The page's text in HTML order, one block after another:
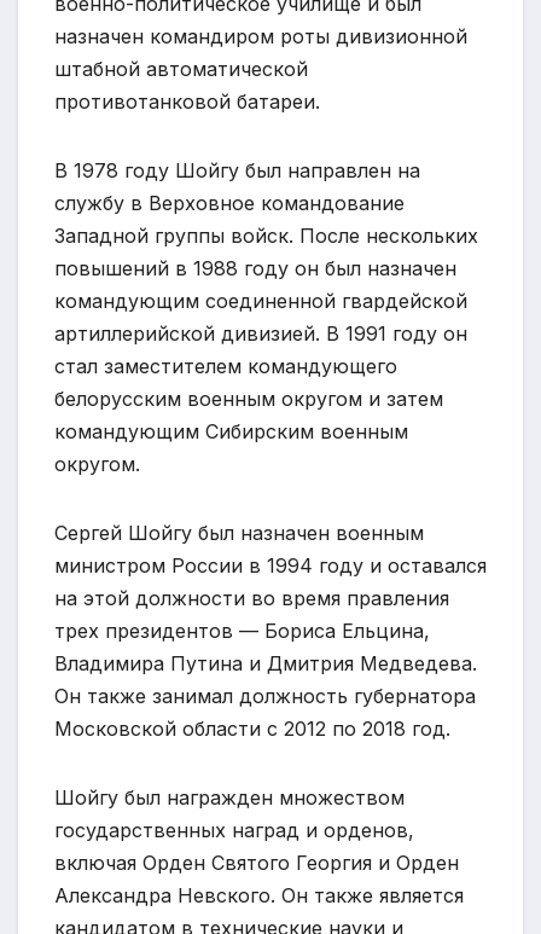
назначен командиром роты дивизионной
штабной автоматической
противотанковой батареи.
В 1978 году Шойгу был направлен на
службу в Верховное командование
Западной группы войск. После нескольких
повышений в 1988 году он был назначен
командующим соединенной гвардейской
артиллерийской дивизией. В 1991 году он
стал заместителем командующего
белорусским военным округом и затем
командующим Сибирским военным
округом.
Сергей Шойгу был назначен военным
министром России в 1994 году и оставался
на этой должности во время правления
трех президентов — Бориса Ельцина,
Владимира Путина и Дмитрия Медведева.
Он также занимал должность губернатора
Московской области с 2012 по 2018 год.
Шойгу был награжден множеством
государственных наград и орденов,
включая Орден Святого Георгия и Орден
Александра Невского. Он также является
кандидатом в технические науки и